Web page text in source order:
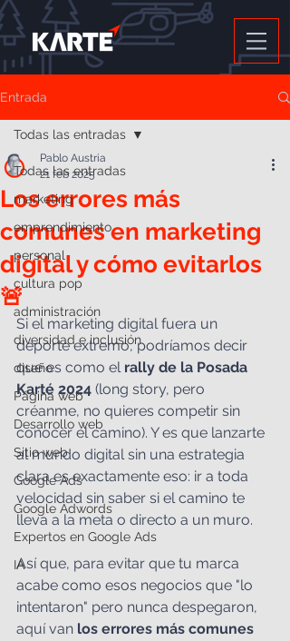
Entrada
Todas las entradas
marketing
emprendimiento
personal
cultura pop
administración
diversidad e inclusión
diseño
Página web
Desarrollo web
Sitio web
Google Ads
Google Adwords
Expertos en Google Ads
IA
Todas las entradas
Los errores más
comunes en marketing
digital y cómo evitarlos
🚨
Pablo Austria
21 feb 2025
Si el marketing digital fuera un
deporte extremo, podríamos decir
que es como el rally de la Posada
Karté 2024 (long story, pero
créanme, no quieres competir sin
conocer el camino). Y es que lanzarte
al mundo digital sin una estrategia
clara es exactamente eso: ir a toda
velocidad sin saber si el camino te
lleva a la meta o directo a un muro.
Así que, para evitar que tu marca
acabe como esos negocios que "lo
intentaron" pero nunca despegaron,
aquí van los errores más comunes